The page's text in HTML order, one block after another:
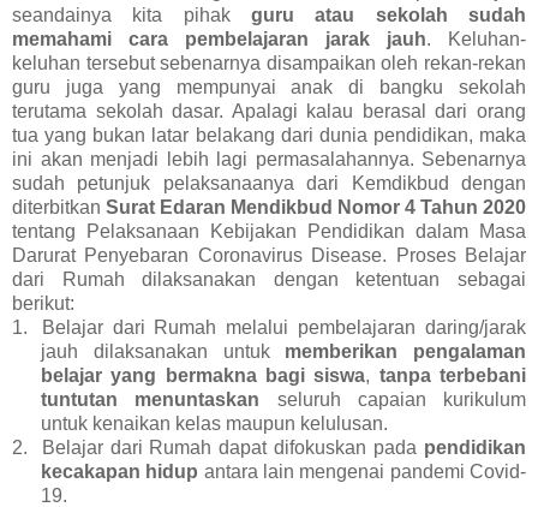
seandainya kita pihak guru atau sekolah sudah
memahami cara pembelajaran jarak jauh. Keluhan-
keluhan tersebut sebenarnya disampaikan oleh rekan-rekan
guru juga yang mempunyai anak di bangku sekolah
terutama sekolah dasar. Apalagi kalau berasal dari orang
tua yang bukan latar belakang dari dunia pendidikan, maka
ini akan menjadi lebih lagi permasalahannya. Sebenarnya
sudah petunjuk pelaksanaanya dari Kemdikbud dengan
diterbitkan Surat Edaran Mendikbud Nomor 4 Tahun 2020
tentang Pelaksanaan Kebijakan Pendidikan dalam Masa
Darurat Penyebaran Coronavirus Disease. Proses Belajar
dari Rumah dilaksanakan dengan ketentuan sebagai
berikut:
1.
Belajar dari Rumah melalui pembelajaran daring/jarak
jauh dilaksanakan untuk memberikan pengalaman
belajar yang bermakna bagi siswa, tanpa terbebani
tuntutan menuntaskan seluruh capaian kurikulum
untuk kenaikan kelas maupun kelulusan.
2.
Belajar dari Rumah dapat difokuskan pada pendidikan
kecakapan hidup antara lain mengenai pandemi Covid-
19.